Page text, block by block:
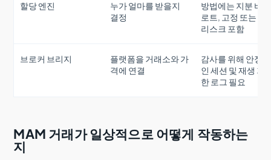
할당 엔진
누가 얼마를 받을지
결정
방법에는 지분 비
로트, 고정 또는 균
리스크 포함
브로커 브리지
플랫폼을 거래소와 가
격에 연결
감사를 위해 안정적
인 세션 및 재생 가
한 로그 필요
MAM 거래가 일상적으로 어떻게 작동하는
지